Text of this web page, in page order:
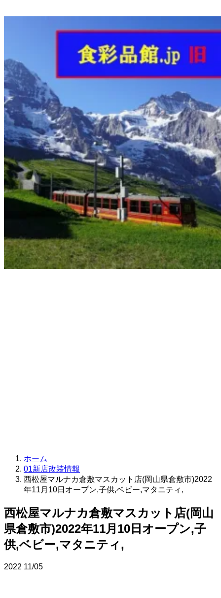
ホーム
01新店改装情報
西松屋マルナカ倉敷マスカット店(岡山県倉敷市)2022
年11月10日オープン,子供,ベビー,マタニティ,
西松屋マルナカ倉敷マスカット店(岡山
県倉敷市)2022年11月10日オープン,子
供,ベビー,マタニティ,
2022 11/05